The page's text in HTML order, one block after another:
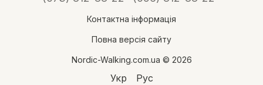
Контактна інформація
Повна версія сайту
Nordic-Walking.com.ua © 2026
Укр Рус